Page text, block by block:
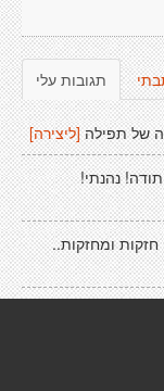
תגובות עלי
של תפילה[ליצירה]
נהנתי!
ומחזקות..